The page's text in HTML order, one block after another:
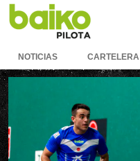
NOTICIAS CARTELERA